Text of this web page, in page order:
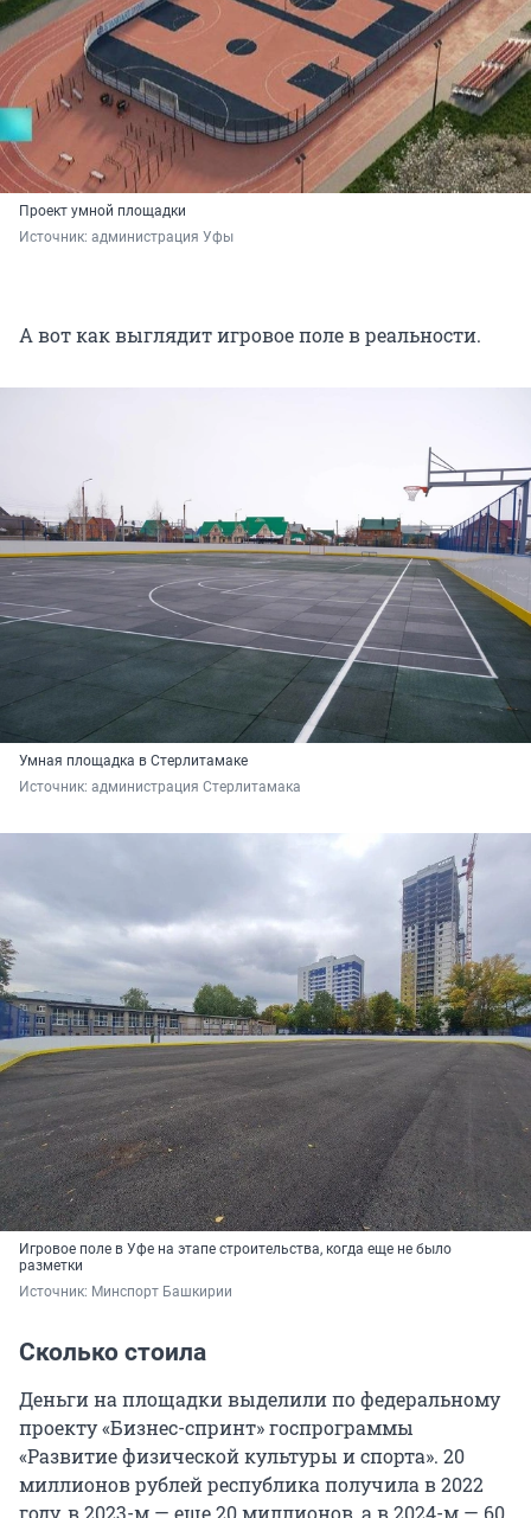
Проект умной площадки
Источник: администрация Уфы
А вот как выглядит игровое поле в реальности.
Умная площадка в Стерлитамаке
Источник: администрация Стерлитамака
Игровое поле в Уфе на этапе строительства, когда еще не было
разметки
Источник: Минспорт Башкирии
Сколько стоила
Деньги на площадки выделили по федеральному
проекту «Бизнес-спринт» госпрограммы
«Развитие физической культуры и спорта». 20
миллионов рублей республика получила в 2022
году, в 2023-м — еще 20 миллионов, а в 2024-м — 60